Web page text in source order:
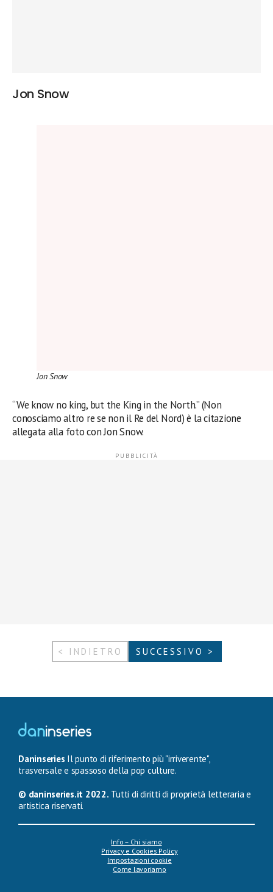
Jon Snow
Jon Snow
“We know no king, but the King in the North.” (Non
conosciamo altro re se non il Re del Nord) è la citazione
allegata alla foto con Jon Snow.
< INDIETRO SUCCESSIVO >
Daninseries Il punto di riferimento più "irriverente",
trasversale e spassoso della pop culture.
© daninseries.it 2022. Tutti di diritti di proprietà letteraria e
artistica riservati.
Info – Chi siamo
Privacy e Cookies Policy
Impostazioni cookie
Come lavoriamo